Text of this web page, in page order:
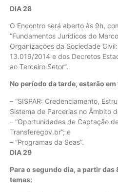
DIA 28
O Encontro será aberto às 9h,
“Fundamentos Jurídicos do
Organizações da Sociedade
13.019/2014 e dos Decretos
ao Terceiro Setor”.
No período da tarde, estarão
– “SISPAR: Credenciamento,
Sistema de Parcerias no Âmbito
– “Oportunidades de Captação
Transferegov.br”; e
– “Programas da Seas”.
DIA 29
Para o segundo dia, a partir
temas: